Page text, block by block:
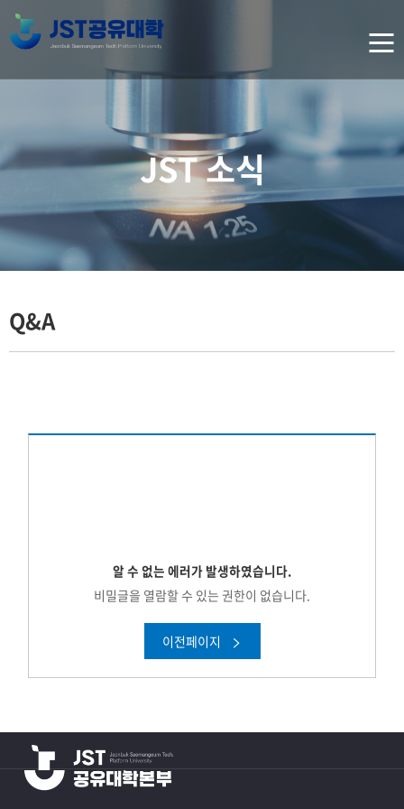
JST 소식
Q&A
알 수 없는 에러가 발생하였습니다.
비밀글을 열람할 수 있는 권한이 없습니다.
이전페이지